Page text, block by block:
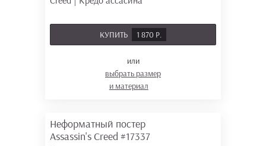
КУПИТЬ 1 870 Р.
или
выбрать размер
и материал
Неформатный постер
Assassin's Creed #17337